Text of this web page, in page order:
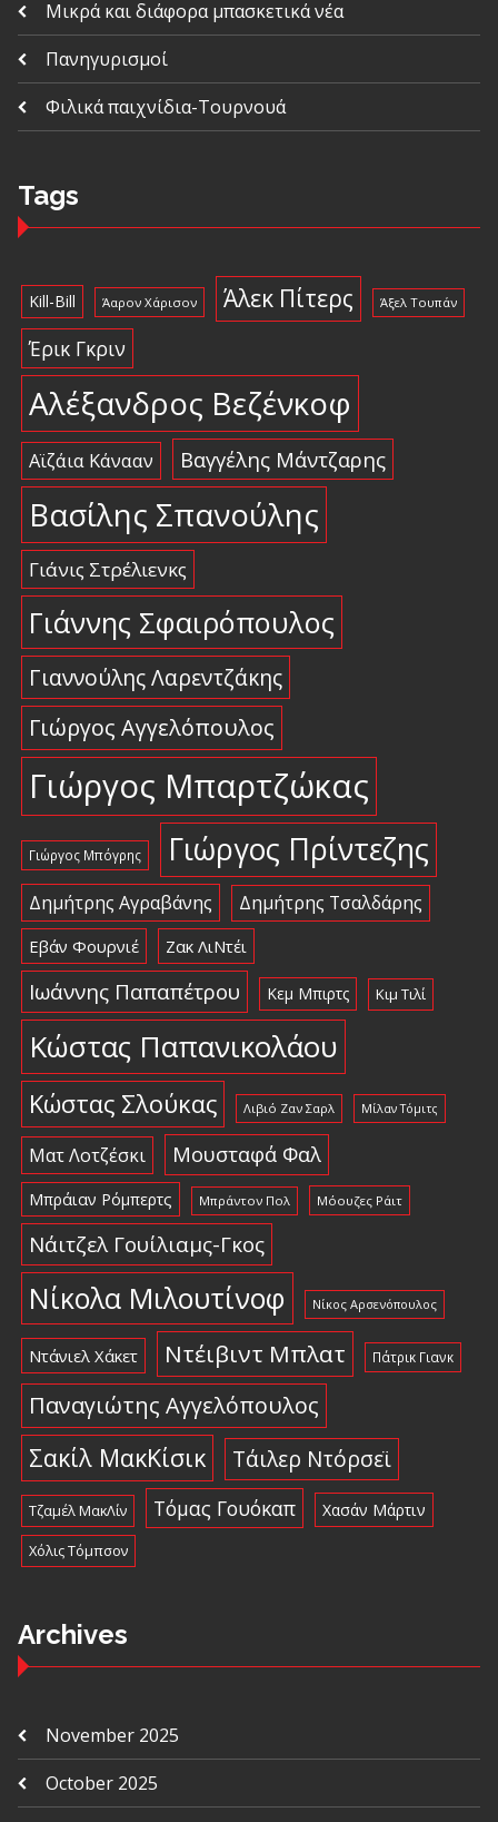
Μικρά και διάφορα μπασκετικά νέα
Πανηγυρισμοί
Φιλικά παιχνίδια-Τουρνουά
Tags
Kill-Bill Άαρον Χάρισον Άλεκ Πίτερς Άξελ Τουπάν
Έρικ Γκριν
Αλέξανδρος Βεζένκοφ
Αϊζάια Κάνααν Βαγγέλης Μάντζαρης
Βασίλης Σπανούλης
Γιάνις Στρέλιενκς
Γιάννης Σφαιρόπουλος
Γιαννούλης Λαρεντζάκης
Γιώργος Αγγελόπουλος
Γιώργος Μπαρτζώκας
Γιώργος Μπόγρης Γιώργος Πρίντεζης
Δημήτρης Αγραβάνης Δημήτρης Τσαλδάρης
Εβάν Φουρνιέ Ζακ ΛιΝτέι
Ιωάννης Παπαπέτρου Κεμ Μπιρτς Κιμ Τιλί
Κώστας Παπανικολάου
Κώστας Σλούκας Λιβιό Ζαν Σαρλ Μίλαν Τόμιτς
Ματ Λοτζέσκι Μουσταφά Φαλ
Μπράιαν Ρόμπερτς Μπράντον Πολ Μόουζες Ράιτ
Νάιτζελ Γουίλιαμς-Γκος
Νίκολα Μιλουτίνοφ Νίκος Αρσενόπουλος
Ντάνιελ Χάκετ Ντέιβιντ Μπλατ Πάτρικ Γιανκ
Παναγιώτης Αγγελόπουλος
Σακίλ ΜακΚίσικ Τάιλερ Ντόρσεϊ
Τζαμέλ ΜακΛίν Τόμας Γουόκαπ Χασάν Μάρτιν
Χόλις Τόμπσον
Archives
November 2025
October 2025